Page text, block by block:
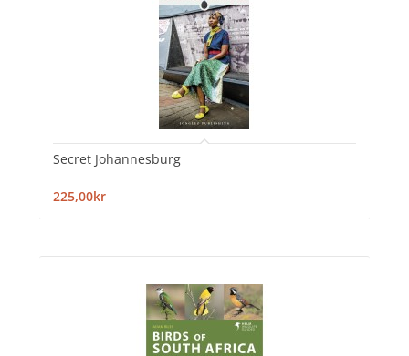
Secret Johannesburg
225,00kr